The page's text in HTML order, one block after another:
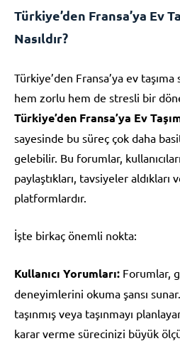
Türkiye’den Fransa’ya Ev
Nasıldır?
Türkiye’den Fransa’ya ev
hem zorlu hem de stresli bir
Türkiye’den Fransa’ya Ev
sayesinde bu süreç çok daha
gelebilir. Bu forumlar,
paylaştıkları, tavsiyeler aldıkları
platformlardır.
İşte birkaç önemli nokta:
Kullanıcı Yorumları: Forumlar,
deneyimlerini okuma şansı
taşınmış veya taşınmayı
karar verme sürecinizi büyük